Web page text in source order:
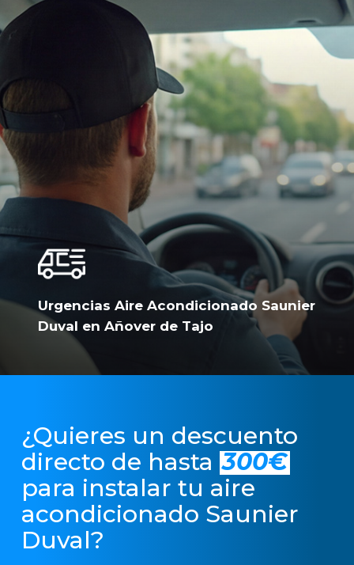
Urgencias Aire Acondicionado Saunier
Duval en Añover de Tajo
¿Quieres un descuento
directo de hasta 300€
para instalar tu aire
acondicionado Saunier
Duval?